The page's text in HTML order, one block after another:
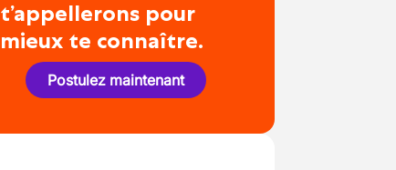
t’appellerons pour
mieux te connaître.
Postulez maintenant